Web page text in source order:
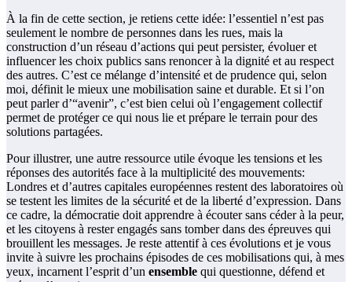
À la fin de cette section, je retiens cette idée: l’essentiel n’est pas
seulement le nombre de personnes dans les rues, mais la
construction d’un réseau d’actions qui peut persister, évoluer et
influencer les choix publics sans renoncer à la dignité et au respect
des autres. C’est ce mélange d’intensité et de prudence qui, selon
moi, définit le mieux une mobilisation saine et durable. Et si l’on
peut parler d’“avenir”, c’est bien celui où l’engagement collectif
permet de protéger ce qui nous lie et prépare le terrain pour des
solutions partagées.
Pour illustrer, une autre ressource utile évoque les tensions et les
réponses des autorités face à la multiplicité des mouvements:
Londres et d’autres capitales européennes restent des laboratoires où
se testent les limites de la sécurité et de la liberté d’expression. Dans
ce cadre, la démocratie doit apprendre à écouter sans céder à la peur,
et les citoyens à rester engagés sans tomber dans des épreuves qui
brouillent les messages. Je reste attentif à ces évolutions et je vous
invite à suivre les prochains épisodes de ces mobilisations qui, à mes
yeux, incarnent l’esprit d’un ensemble qui questionne, défend et